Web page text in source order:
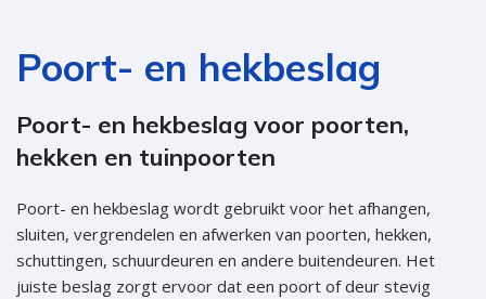
Poort- en hekbeslag
Poort- en hekbeslag voor poorten,
hekken en tuinpoorten
Poort- en hekbeslag wordt gebruikt voor het afhangen,
sluiten, vergrendelen en afwerken van poorten, hekken,
schuttingen, schuurdeuren en andere buitendeuren. Het
juiste beslag zorgt ervoor dat een poort of deur stevig